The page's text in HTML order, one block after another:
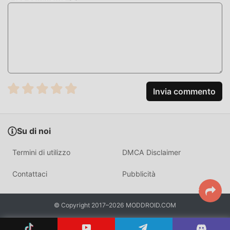
portato da Galaxy Soccer : 3v3 Battle 2.3.0
gioco, che è sia la caratteristica che il divertimento del
gioco, ma allo stesso tempo, il processo di accumulazione
inevitabilmente far sentire le persone stanche, ma ora
energie e ripetere l'""accumulo"" leggermente noioso. Le
processo, aiutandoti così a concentrarti sul goderti la gioia
del gioco stesso
SCARICA ORA
moddroid, puoi scaricare direttamente la versione mod
Invia commento
Su di noi
Termini di utilizzo DMCA Disclaimer
Contattaci Pubblicità
© Copyright 2017–2026 MODDROID.COM